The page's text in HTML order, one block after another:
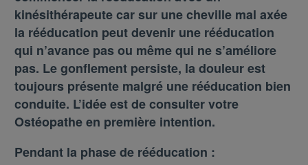
kinésithérapeute car sur une cheville mal axée
la rééducation peut devenir une rééducation
qui n’avance pas ou même qui ne s’améliore
pas. Le gonflement persiste, la douleur est
toujours présente malgré une rééducation bien
conduite. L’idée est de consulter votre
Ostéopathe en première intention.
Pendant la phase de rééducation :